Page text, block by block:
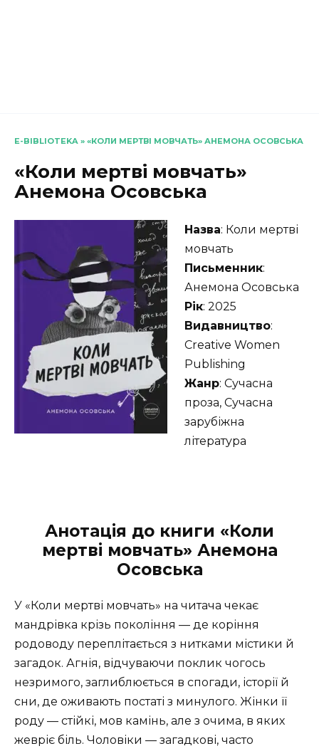
E-BIBLIOTEKA » «КОЛИ МЕРТВІ МОВЧАТЬ» АНЕМОНА ОСОВСЬКА
«Коли мертві мовчать»
Анемона Осовська
Назва: Коли мертві
мовчать
Письменник:
Анемона Осовська
Рік: 2025
Видавництво:
Creative Women
Publishing
Жанр: Сучасна
проза, Сучасна
зарубіжна
література
Анотація до книги «Коли
мертві мовчать» Анемона
Осовська
У «Коли мертві мовчать» на читача чекає
мандрівка крізь покоління — де коріння
родоводу переплітається з нитками містики й
загадок. Агнія, відчуваючи поклик чогось
незримого, заглиблюється в спогади, історії й
сни, де оживають постаті з минулого. Жінки її
роду — стійкі, мов камінь, але з очима, в яких
жевріє біль. Чоловіки — загадкові, часто